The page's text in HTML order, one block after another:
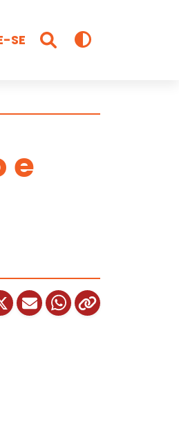
SE
e